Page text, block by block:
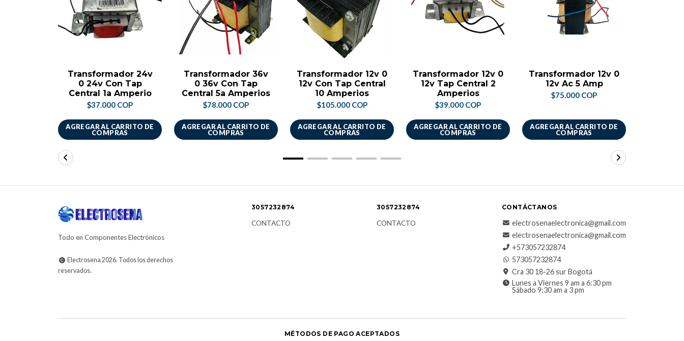
Transformador 24v
0 24v Con Tap
Central 1a Amperio
$37.000 COP
AGREGAR AL CARRITO DE
COMPRAS
Transformador 36v
0 36v Con Tap
Central 5a Amperios
$78.000 COP
AGREGAR AL CARRITO DE
COMPRAS
Transformador 12v 0
12v Con Tap Central
10 Amperios
$105.000 COP
AGREGAR AL CARRITO DE
COMPRAS
Transformador 12v 0
12v Tap Central 2
Amperios
$39.000 COP
AGREGAR AL CARRITO DE
COMPRAS
Transformador 12v 0
12v Ac 5 Amp
$75.000 COP
AGREGAR AL CARRITO DE
COMPRAS
Todo en Componentes Electrónicos
Electrosena 2026. Todos los derechos
reservados.
3057232874
CONTACTO
3057232874
CONTACTO
CONTÁCTANOS
electrosenaelectronica@gmail.com
electrosenaelectronica@gmail.com
+573057232874
573057232874
Cra 30 18-26 sur Bogotá
Lunes a Viernes 9 am a 6:30 pm
Sábado 9:30 am a 3 pm
MÉTODOS DE PAGO ACEPTADOS